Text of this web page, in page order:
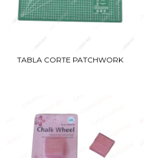
TABLA CORTE PATCHWORK